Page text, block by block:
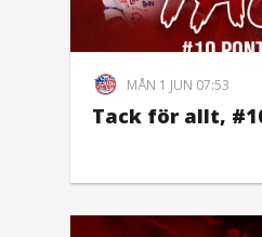
MÅN 1 JUN 07:53
Tack för allt,